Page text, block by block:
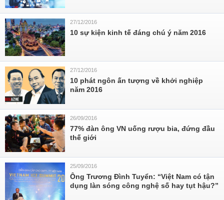
27/12/2016
10 sự kiện kinh tế đáng chú ý năm 2016
27/12/2016
10 phát ngôn ấn tượng về khởi nghiệp
năm 2016
26/09/2016
77% đàn ông VN uống rượu bia, đứng đầu
thế giới
25/09/2016
Ông Trương Đình Tuyển: “Việt Nam có tận
dụng làn sóng công nghệ số hay tụt hậu?”